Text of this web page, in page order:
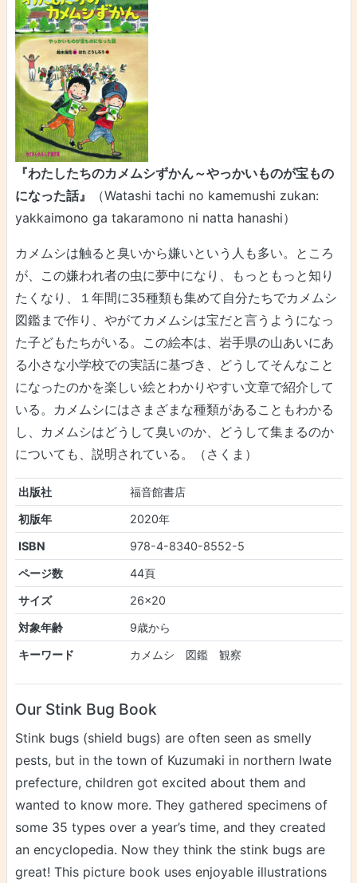
『わたしたちのカメムシずかん～やっかいものが宝もの
になった話』
（Watashi tachi no kamemushi zukan:
yakkaimono ga takaramono ni natta hanashi）
カメムシは触ると臭いから嫌いという人も多い。ところ
が、この嫌われ者の虫に夢中になり、もっともっと知り
たくなり、１年間に35種類も集めて自分たちでカメムシ
図鑑まで作り、やがてカメムシは宝だと言うようになっ
た子どもたちがいる。この絵本は、岩手県の山あいにあ
る小さな小学校での実話に基づき、どうしてそんなこと
になったのかを楽しい絵とわかりやすい文章で紹介して
いる。カメムシにはさまざまな種類があることもわかる
し、カメムシはどうして臭いのか、どうして集まるのか
についても、説明されている。（さくま）
出版社
福音館書店
初版年
2020年
ISBN
978-4-8340-8552-5
ページ数
44頁
サイズ
26×20
対象年齢
9歳から
キーワード
カメムシ 図鑑 観察
Our Stink Bug Book
Stink bugs (shield bugs) are often seen as smelly
pests, but in the town of Kuzumaki in northern Iwate
prefecture, children got excited about them and
wanted to know more. They gathered specimens of
some 35 types over a year’s time, and they created
an encyclopedia. Now they think the stink bugs are
great! This picture book uses enjoyable illustrations